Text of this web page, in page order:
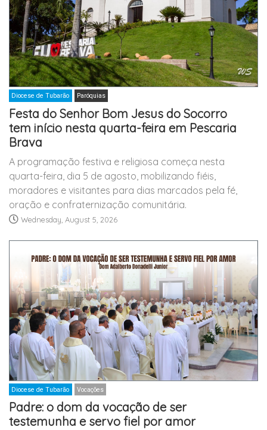
Diocese de Tubarão Paróquias
Festa do Senhor Bom Jesus do Socorro
tem início nesta quarta-feira em Pescaria
Brava
A programação festiva e religiosa começa nesta
quarta-feira, dia 5 de agosto, mobilizando fiéis,
moradores e visitantes para dias marcados pela fé,
oração e confraternização comunitária.
Wednesday, August 5, 2026
Diocese de Tubarão Vocações
Padre: o dom da vocação de ser
testemunha e servo fiel por amor